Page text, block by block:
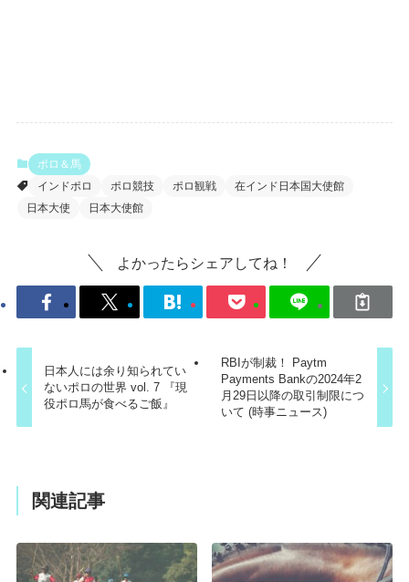
ポロ＆馬
インドポロ
ポロ競技 ポロ観戦
在インド日本国大使館
日本大使
日本大使館
よかったらシェアしてね！
日本人には余り知られてい
ないポロの世界 vol. 7 『現
役ポロ馬が食べるご飯』
RBIが制裁！ Paytm
Payments Bankの2024年2
月29日以降の取引制限につ
いて (時事ニュース)
関連記事